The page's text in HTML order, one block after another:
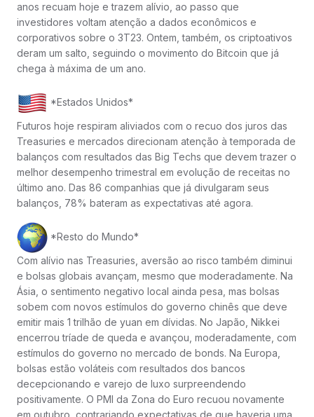
anos recuam hoje e trazem alívio, ao passo que
investidores voltam atenção a dados econômicos e
corporativos sobre o 3T23. Ontem, também, os criptoativos
deram um salto, seguindo o movimento do Bitcoin que já
chega à máxima de um ano.
*Estados Unidos*
Futuros hoje respiram aliviados com o recuo dos juros das
Treasuries e mercados direcionam atenção à temporada de
balanços com resultados das Big Techs que devem trazer o
melhor desempenho trimestral em evolução de receitas no
último ano. Das 86 companhias que já divulgaram seus
balanços, 78% bateram as expectativas até agora.
*Resto do Mundo*
Com alívio nas Treasuries, aversão ao risco também diminui
e bolsas globais avançam, mesmo que moderadamente. Na
Ásia, o sentimento negativo local ainda pesa, mas bolsas
sobem com novos estímulos do governo chinês que deve
emitir mais 1 trilhão de yuan em dívidas. No Japão, Nikkei
encerrou tríade de queda e avançou, moderadamente, com
estímulos do governo no mercado de bonds. Na Europa,
bolsas estão voláteis com resultados dos bancos
decepcionando e varejo de luxo surpreendendo
positivamente. O PMI da Zona do Euro recuou novamente